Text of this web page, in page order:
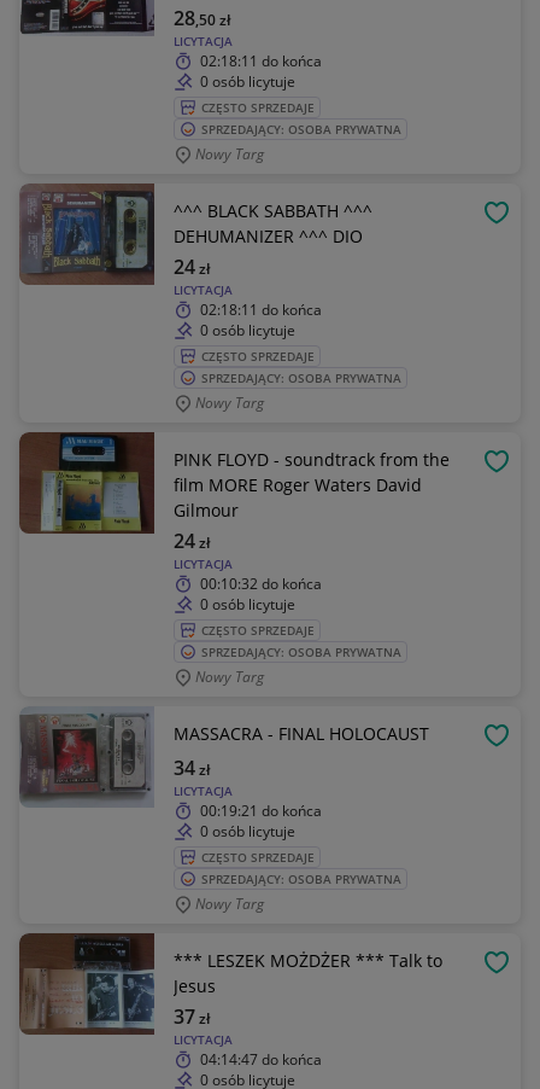
LICYTACJA
28,50zł
02:18:11 do końca
0 osób licytuje
CZĘSTO SPRZEDAJE
SPRZEDAJĄCY: OSOBA PRYWATNA
Nowy Targ
^^^ BLACK SABBATH ^^^
DEHUMANIZER ^^^ DIO
LICYTACJA
24zł
02:18:11 do końca
0 osób licytuje
CZĘSTO SPRZEDAJE
SPRZEDAJĄCY: OSOBA PRYWATNA
Nowy Targ
PINK FLOYD - soundtrack from the
film MORE Roger Waters David
Gilmour
LICYTACJA
24zł
00:10:32 do końca
0 osób licytuje
CZĘSTO SPRZEDAJE
SPRZEDAJĄCY: OSOBA PRYWATNA
Nowy Targ
MASSACRA - FINAL HOLOCAUST
LICYTACJA
34zł
00:19:21 do końca
0 osób licytuje
CZĘSTO SPRZEDAJE
SPRZEDAJĄCY: OSOBA PRYWATNA
Nowy Targ
*** LESZEK MOŻDŻER *** Talk to
Jesus
LICYTACJA
37zł
04:14:47do końca
0 osób licytuje